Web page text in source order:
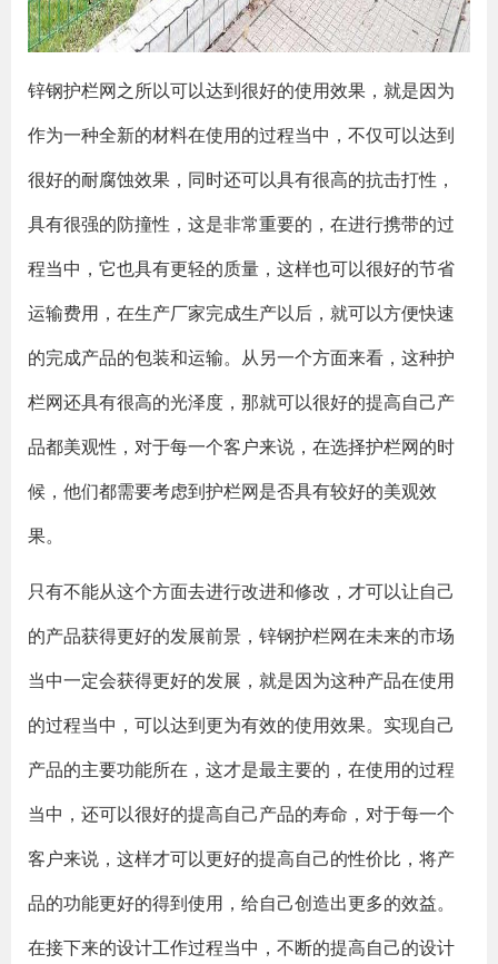
锌钢护栏网之所以可以达到很好的使用效果，就是因为
作为一种全新的材料在使用的过程当中，不仅可以达到
很好的耐腐蚀效果，同时还可以具有很高的抗击打性，
具有很强的防撞性，这是非常重要的，在进行携带的过
程当中，它也具有更轻的质量，这样也可以很好的节省
运输费用，在生产厂家完成生产以后，就可以方便快速
的完成产品的包装和运输。从另一个方面来看，这种护
栏网还具有很高的光泽度，那就可以很好的提高自己产
品都美观性，对于每一个客户来说，在选择护栏网的时
候，他们都需要考虑到护栏网是否具有较好的美观效
果。
只有不能从这个方面去进行改进和修改，才可以让自己
的产品获得更好的发展前景，锌钢护栏网在未来的市场
当中一定会获得更好的发展，就是因为这种产品在使用
的过程当中，可以达到更为有效的使用效果。实现自己
产品的主要功能所在，这才是最主要的，在使用的过程
当中，还可以很好的提高自己产品的寿命，对于每一个
客户来说，这样才可以更好的提高自己的性价比，将产
品的功能更好的得到使用，给自己创造出更多的效益。
在接下来的设计工作过程当中，不断的提高自己的设计